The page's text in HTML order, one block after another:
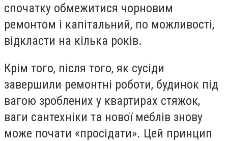
спочатку обмежитися чорновим
ремонтом і капітальний, по можливості,
відкласти на кілька років.
Крім того, після того, як сусіди
завершили ремонтні роботи, будинок під
вагою зроблених у квартирах стяжок,
ваги сантехніки та нової меблів знову
може почати «просідати». Цей принцип